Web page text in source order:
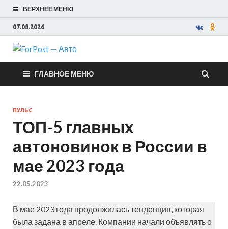
ВЕРХНЕЕ МЕНЮ
07.08.2026
ForPost —
Авто
ГЛАВНОЕ МЕНЮ
ПУЛЬС
ТОП-5 главных
автоновинок в России в
мае 2023 года
22.05.2023
В мае 2023 года продолжилась тенденция, которая
была задана в апреле. Компании начали объявлять о